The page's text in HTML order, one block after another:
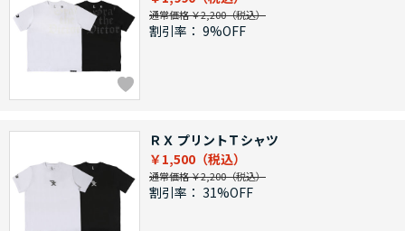
通常価格 ￥2,200
割引率： 9%OFF
ＲＸ プリントＴシャツ
￥1,500
通常価格 ￥2,200
割引率： 31%OFF